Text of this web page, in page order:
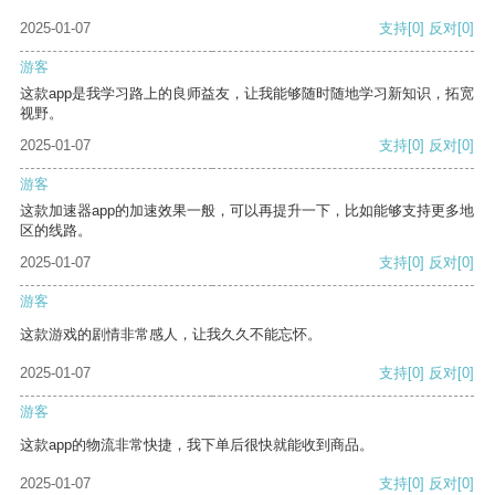
2025-01-07 支持[0] 反对[0]
游客
这款app是我学习路上的良师益友，让我能够随时随地学习新知识，拓宽
视野。
2025-01-07
支持[0] 反对[0]
游客
这款加速器app的加速效果一般，可以再提升一下，比如能够支持更多地
区的线路。
2025-01-07
支持[0] 反对[0]
游客
这款游戏的剧情非常感人，让我久久不能忘怀。
2025-01-07 支持[0] 反对[0]
游客
这款app的物流非常快捷，我下单后很快就能收到商品。
2025-01-07 支持[0] 反对[0]